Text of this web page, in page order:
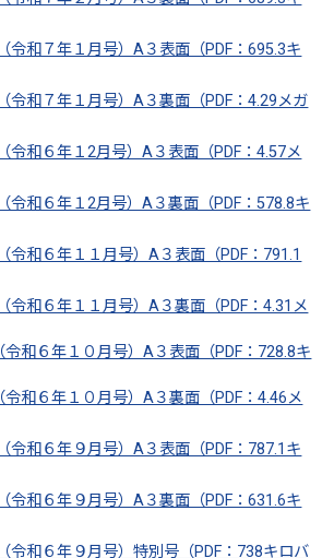
令和７年１月号）A３表面（PDF：695.3キ
令和７年１月号）A３裏面（PDF：4.29メガ
令和６年１2月号）A３表面（PDF：4.57メ
令和６年１2月号）A３裏面（PDF：578.8キ
令和６年１１月号）A３表面（PDF：791.1
令和６年１１月号）A３裏面（PDF：4.31メ
和６年１０月号）A３表面（PDF：728.8キ
和６年１０月号）A３裏面（PDF：4.46メ
令和６年９月号）A３表面（PDF：787.1キ
令和６年９月号）A３裏面（PDF：631.6キ
令和６年９月号）特別号（PDF：738キロバ